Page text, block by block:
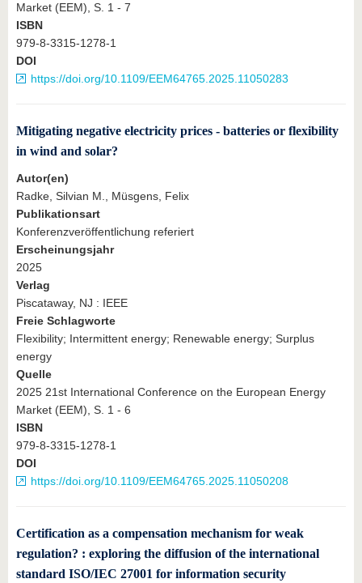
Market (EEM), S. 1 - 7
ISBN
979-8-3315-1278-1
DOI
https://doi.org/10.1109/EEM64765.2025.11050283
Mitigating negative electricity prices - batteries or flexibility
in wind and solar?
Autor(en)
Radke, Silvian M., Müsgens, Felix
Publikationsart
Konferenzveröffentlichung referiert
Erscheinungsjahr
2025
Verlag
Piscataway, NJ : IEEE
Freie Schlagworte
Flexibility; Intermittent energy; Renewable energy; Surplus
energy
Quelle
2025 21st International Conference on the European Energy
Market (EEM), S. 1 - 6
ISBN
979-8-3315-1278-1
DOI
https://doi.org/10.1109/EEM64765.2025.11050208
Certification as a compensation mechanism for weak
regulation? : exploring the diffusion of the international
standard ISO/IEC 27001 for information security